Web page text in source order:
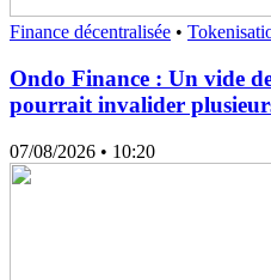
Finance décentralisée •
Ondo Finance : Un vide
pourrait invalider
07/08/2026 • 10:20